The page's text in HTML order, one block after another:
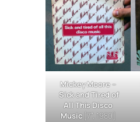
Mickey Moore –
Sick and Tired of
All This Disco
Music [7″, 1980]